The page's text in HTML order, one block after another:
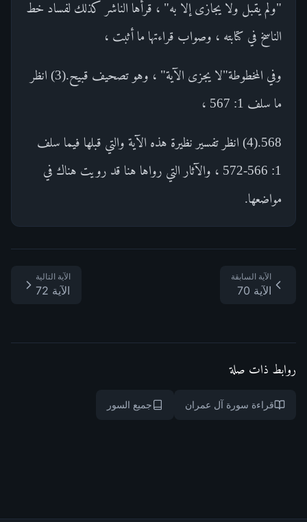
"ولم يقبل ولا يجازى إلا به" ، قرأها الناشر كذلك لفساد خط
الناسخ في كتابته ، وصواب قراءتها ما أثبت ،
وفي المخطوطة"لا يجزى الآية" ، وهو تصحيف قبيح.(3) انظر
ما سلف 1: 567 ،
568.(4) انظر تفسير نظيرة هذه الآية والتي قبلها فيما سلف
1: 566-572 ، والآثار التي رواها هنا قد رويت هناك في
مواضعها.
الآية السابقة
الآية 70
الآية التالية
الآية 72
روابط ذات صلة
قراءة سورة آل عمران جميع السور